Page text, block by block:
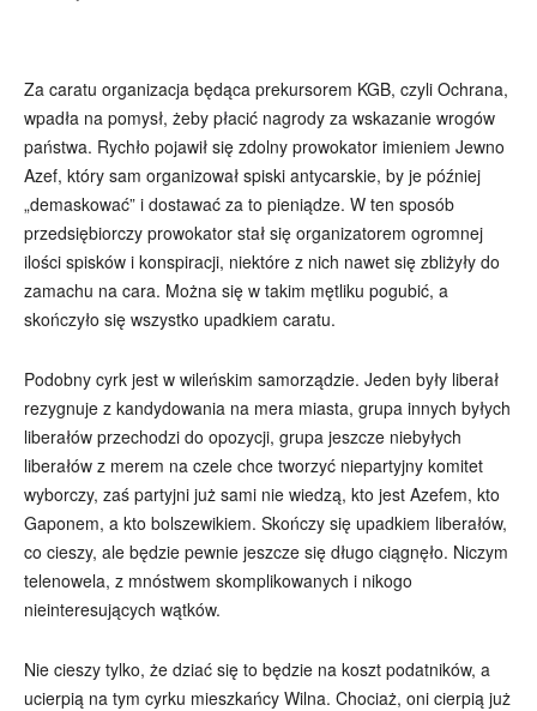
Za caratu organizacja będąca prekursorem KGB, czyli Ochrana,
wpadła na pomysł, żeby płacić nagrody za wskazanie wrogów
państwa. Rychło pojawił się zdolny prowokator imieniem Jewno
Azef, który sam organizował spiski antycarskie, by je później
„demaskować” i dostawać za to pieniądze. W ten sposób
przedsiębiorczy prowokator stał się organizatorem ogromnej
ilości spisków i konspiracji, niektóre z nich nawet się zbliżyły do
zamachu na cara. Można się w takim mętliku pogubić, a
skończyło się wszystko upadkiem caratu.
Podobny cyrk jest w wileńskim samorządzie. Jeden były liberał
rezygnuje z kandydowania na mera miasta, grupa innych byłych
liberałów przechodzi do opozycji, grupa jeszcze niebyłych
liberałów z merem na czele chce tworzyć niepartyjny komitet
wyborczy, zaś partyjni już sami nie wiedzą, kto jest Azefem, kto
Gaponem, a kto bolszewikiem. Skończy się upadkiem liberałów,
co cieszy, ale będzie pewnie jeszcze się długo ciągnęło. Niczym
telenowela, z mnóstwem skomplikowanych i nikogo
nieinteresujących wątków.
Nie cieszy tylko, że dziać się to będzie na koszt podatników, a
ucierpią na tym cyrku mieszkańcy Wilna. Chociaż, oni cierpią już